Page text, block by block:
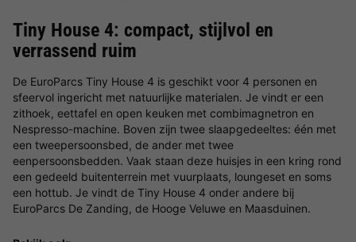
Tiny House 4: compact, stijlvol en
verrassend ruim
De EuroParcs Tiny House 4 is geschikt voor 4 personen en
sfeervol ingericht met natuurlijke materialen. Je vindt er een
zithoek, eettafel en open keuken met combimagnetron en
Nespresso-machine. Boven zijn twee slaapgedeeltes: één met
een tweepersoonsbed, de ander met twee
eenpersoonsbedden. Vaak staan deze huisjes in een kring rond
een gedeeld buitenterrein met vuurplaats, loungeset en soms
een hottub. Je vindt de Tiny House 4 onder andere bij
EuroParcs De Zanding, de Hooge Veluwe en Maasduinen.